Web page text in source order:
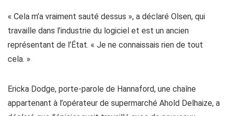
« Cela m’a vraiment sauté dessus », a déclaré Olsen, qui
travaille dans l’industrie du logiciel et est un ancien
représentant de l’État. « Je ne connaissais rien de tout
cela. »
Ericka Dodge, porte-parole de Hannaford, une chaîne
appartenant à l’opérateur de supermarché Ahold Delhaize, a